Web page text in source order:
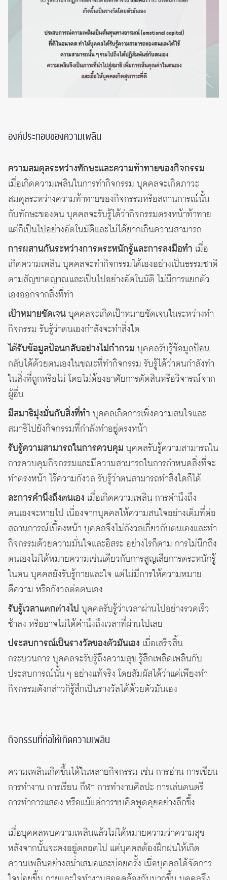
องค์ประกอบของความเพลิน
ความสมดุลระหว่างทักษะและความท้าทายของกิจกรรม
เมื่อเกิดความเพลินในการทำกิจกรรม บุคคลจะเกิดภาวะ
สมดุลระหว่างความท้าทายของกิจกรรมหรือสถานการณ์นั้น
กับทักษะของตน บุคคลจะรับรู้ได้ว่ากิจกรรมตรงหน้าท้าทาย
แต่ก็เป็นไปอย่างอัตโนมัติและไม่ได้ยากเกินความสามารถ
การผสานกันระหว่างการตระหนักรู้และการลงมือทำ เมื่อ
เกิดความเพลิน บุคคลจะทำกิจกรรมได้เองอย่างเป็นธรรมชาติ
ตามสัญชาตญาณและเป็นไปอย่างอัตโนมัติ ไม่มีการแยกตัว
เองออกจากสิ่งที่ทำ
เป้าหมายชัดเจนบุคคลจะเกิดเป้าหมายชัดเจนในระหว่างทำ
กิจกรรม รับรู้ว่าตนเองกำลังจะทำสิ่งใด
ได้รับข้อมูลป้อนกลับอย่างไม่กำกวม บุคคลรับรู้ข้อมูลป้อน
กลับได้ด้วยตนเองในขณะที่ทำกิจกรรม รับรู้ได้ว่าตนกำลังทำ
ในสิ่งที่ถูกหรือไม่ โดยไม่ต้องอาศัยการตัดสินหรือวิจารณ์จาก
ผู้อื่น
มีสมาธิมุ่งมั่นกับสิ่งที่ทำ บุคคลเกิดการเพิ่งความสนใจและ
สมาธิไปยังกิจกรรมที่กำลังทำอยู่ตรงหน้า
รับรู้ความสามารถในการควบคุม บุคคลรับรู้ความสามารถใน
การควบคุมกิจกรรมและมีความสามารถในการกำหนดสิ่งที่จะ
ทำตรงหน้า ไร้ความกังวล รับรู้ว่าตนสามารถทำสิ่งใดก็ได้
ละการคำนึงถึงตนเอง เมื่อเกิดความเพลิน การคำนึงถึง
ตนเองจะหายไป เนื่องจากบุคคลให้ความสนใจอย่างเต็มที่ต่อ
สถานการณ์เบื้องหน้า บุคคลจึงไม่กังวลเกี่ยวกับตนเองและทำ
กิจกรรมด้วยความมั่นใจและอิสระ อย่างไรก็ตาม การไม่นึกถึง
ตนเองไม่ได้หมายความเช่นเดียวกับการสูญเสียการตระหนักรู้
ในตน บุคคลยังรับรู้กายและใจ แต่ไม่มีการให้ความหมาย
ตีความ หรือกังวลต่อตนเอง
รับรู้เวลาแตกต่างไป บุคคลรับรู้ว่าเวลาผ่านไปอย่างรวดเร็ว
ช้าลง หรืออาจไม่ได้คำนึงถึงเวลาที่ผ่านไปเลย
ประสบการณ์เป็นรางวัลของตัวมันเอง เมื่อเสร็จสิ้น
กระบวนการ บุคคลจะรับรู้ถึงความสุข รู้สึกเพลิดเพลินกับ
ประสบการณ์นั้น ๆ อย่างแท้จริง โดยสัมผัสได้ว่าแค่เพียงทำ
กิจกรรมดังกล่าวก็รู้สึกเป็นรางวัลได้ด้วยตัวมันเอง
กิจกรรมที่ก่อให้เกิดความเพลิน
ความเพลินเกิดขึ้นได้ในหลายกิจกรรม เช่น การอ่าน การเขียน
การทำงาน การเรียน กีฬา การทำงานศิลปะ การเล่นดนตรี
การทำการแสดง หรือแม้แต่การขบคิดพูดคุยอย่างลึกซึ้ง
เมื่อบุคคลพบความเพลินแล้วไม่ได้หมายความว่าความสุข
หลังจากนั้นจะคงอยู่ตลอดไป แต่บุคคลต้องฝึกฝนให้เกิด
ความเพลินอย่างสม่ำเสมอและบ่อยครั้ง เมื่อบุคคลได้จัดการ